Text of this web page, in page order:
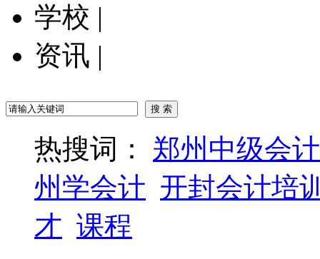
学校 |
资讯 |
热搜词： 郑州中级会
州学会计 开封会计培
才 课程